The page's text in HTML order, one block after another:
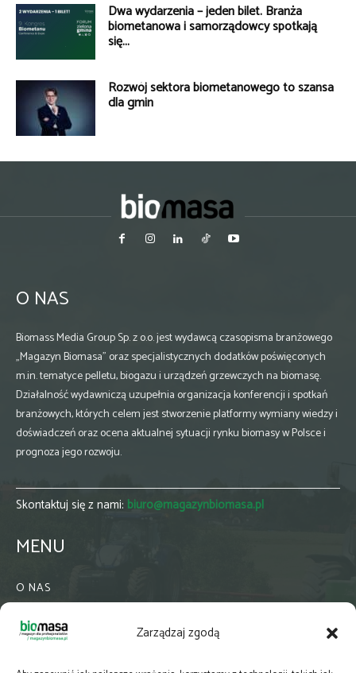
Zarządzaj zgodą
Dwa wydarzenia – jeden bilet. Branża
biometanowa i samorządowcy spotkają
się...
Rozwój sektora biometanowego to szansa
dla gmin
O NAS
Biomass Media Group Sp. z o.o. jest wydawcą czasopisma branżowego
„Magazyn Biomasa” oraz specjalistycznych dodatków poświęconych
m.in. tematyce pelletu, biogazu i urządzeń grzewczych na biomasę.
Działalność wydawniczą uzupełnia organizacja konferencji i spotkań
branżowych, których celem jest stworzenie platformy wymiany wiedzy i
doświadczeń oraz ocena aktualnej sytuacji rynku biomasy w Polsce i
prognoza jego rozwoju.
Skontaktuj się z nami: biuro@magazynbiomasa.pl
MENU
O NAS
WSPÓŁPRACA